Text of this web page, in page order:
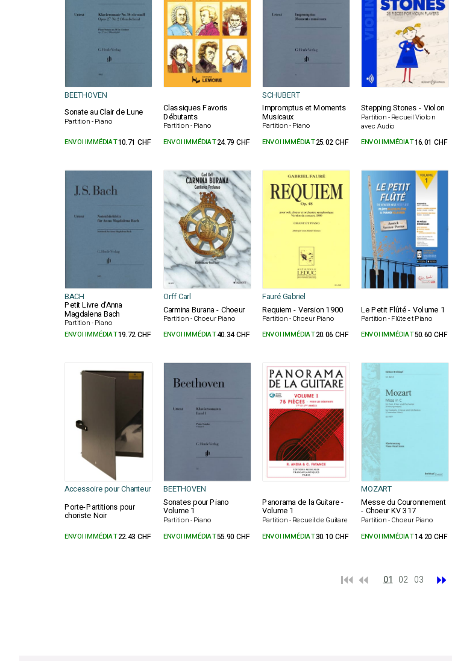
BEETHOVEN SCHUBERT
Sonate au Clair de Lune
Partition - Piano
Classiques Favoris
Débutants
Partition - Piano
Impromptus et Moments
Musicaux
Partition - Piano
Stepping Stones - Violon
Partition - Recueil Violon
avec Audio
ENVOI IMMÉDIAT10.71 CHF ENVOI IMMÉDIAT24.79 CHF ENVOI IMMÉDIAT25.02 CHF ENVOI IMMÉDIAT16.01 CHF
BACH Orff Carl Fauré Gabriel
Petit Livre d'Anna
Magdalena Bach
Partition - Piano
Carmina Burana - Choeur
Partition - Choeur Piano
Requiem - Version 1900
Partition - Choeur Piano
Le Petit Flûté - Volume 1
Partition - Flûte et Piano
ENVOI IMMÉDIAT19.72 CHF ENVOI IMMÉDIAT40.34 CHF ENVOI IMMÉDIAT20.06 CHF ENVOI IMMÉDIAT50.60 CHF
Accessoire pour Chanteur BEETHOVEN MOZART
Porte-Partitions pour
choriste Noir
Sonates pour Piano
Volume 1
Partition - Piano
Panorama de la Guitare -
Volume 1
Partition - Recueil de Guitare
Messe du Couronnement
- Choeur KV 317
Partition - Choeur Piano
ENVOI IMMÉDIAT22.43 CHF ENVOI IMMÉDIAT55.90 CHF ENVOI IMMÉDIAT30.10 CHF ENVOI IMMÉDIAT14.20 CHF
⏮️ ⏪ 01 02 03 ⏩